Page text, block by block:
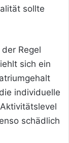
sollte
Regel
sich ein
individuelle
schädlich